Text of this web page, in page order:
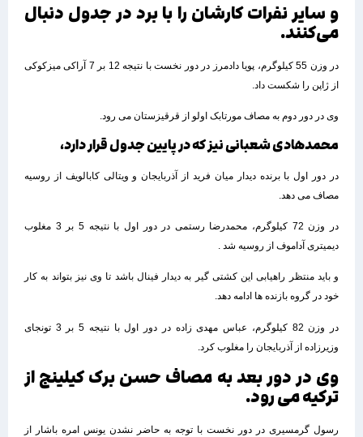
و سایر نفرات کارشان را با برد در جدول دنبال
می‌کنند.
در وزن 55 کیلوگرم، پویا دادمرز در دور نخست با نتیجه 12 بر 7 آراکی میزکوکی
از ژاپن را شکست داد.
وی در دور دوم به مصاف مورتابک اولو از قرقیزستان می رود.
محمدهادی شعبانی نیز که در پایین جدول قرار دارد،
در دور اول با برنده دیدار میان فرید از آذربایجان و ویتالی کابالویف از روسیه
مصاف می دهد.
در وزن 72 کیلوگرم، محمدرضا رستمی در دور اول با نتیجه 5 بر 3 مغلوب
دیمیتری آداموف از روسیه شد .
و باید منتظر راهیابی این کشتی گیر به دیدار فینال باشد تا وی نیز بتواند به کار
خود در گروه بازنده ها ادامه دهد.
در وزن 82 کیلوگرم، عباس مهدی زاده در دور اول با نتیجه 5 بر 3 تونجای
وزیرزاده از آذربایجان را مغلوب کرد.
وی در دور بعد به مصاف حسن برک کیلینج از
ترکیه می رود.
رسول گرمسیری در دور نخست با توجه به حاضر نشدن یونس امره باشار از